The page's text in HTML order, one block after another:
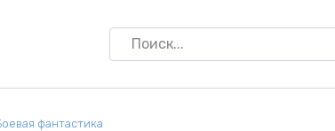
Search
for:
фантастика